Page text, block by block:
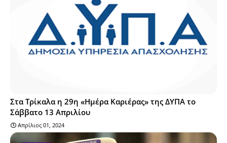
Στα Τρίκαλα η 29η «Ημέρα Καριέρας» της ΔΥΠΑ το
Σάββατο 13 Απριλίου
Απρίλιος 01, 2024